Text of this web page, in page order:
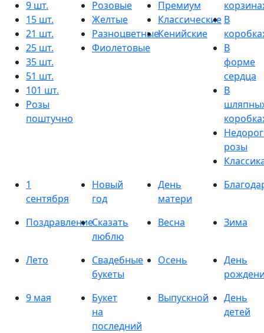
9 шт.
15 шт.
21 шт.
25 шт.
35 шт.
51 шт.
101 шт.
Розы
поштучно
Розовые
Желтые
Разноцветные
Фиолетовые
Премиум
Классические
Кенийские
В
В
форме
сердца
В
розы
1
сентября
Новый
год
День
матери
ПоздравлениеСказать
люблю
Весна Зима
Лето
Свадебные
букеты
Осень
День
9 мая
Букет
на
последний
Выпускной
День
детей